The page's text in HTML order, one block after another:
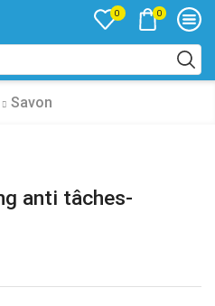
0 0
Savon
anti tâches-